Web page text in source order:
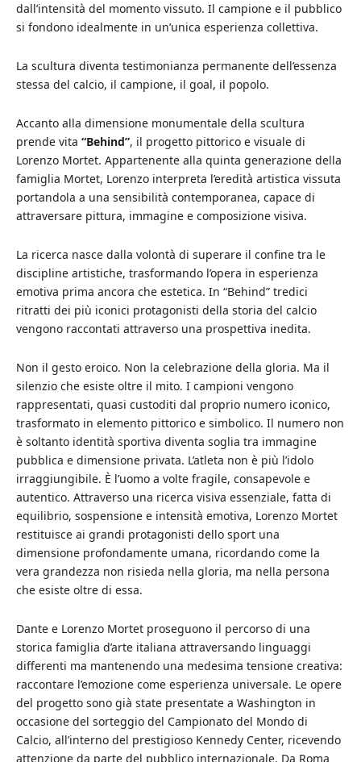
dall’intensità del momento vissuto. Il campione e il pubblico
si fondono idealmente in un’unica esperienza collettiva.
La scultura diventa testimonianza permanente dell’essenza
stessa del calcio, il campione, il goal, il popolo.
Accanto alla dimensione monumentale della scultura
prende vita “Behind”, il progetto pittorico e visuale di
Lorenzo Mortet. Appartenente alla quinta generazione della
famiglia Mortet, Lorenzo interpreta l’eredità artistica vissuta
portandola a una sensibilità contemporanea, capace di
attraversare pittura, immagine e composizione visiva.
La ricerca nasce dalla volontà di superare il confine tra le
discipline artistiche, trasformando l’opera in esperienza
emotiva prima ancora che estetica. In “Behind” tredici
ritratti dei più iconici protagonisti della storia del calcio
vengono raccontati attraverso una prospettiva inedita.
Non il gesto eroico. Non la celebrazione della gloria. Ma il
silenzio che esiste oltre il mito. I campioni vengono
rappresentati, quasi custoditi dal proprio numero iconico,
trasformato in elemento pittorico e simbolico. Il numero non
è soltanto identità sportiva diventa soglia tra immagine
pubblica e dimensione privata. L’atleta non è più l’idolo
irraggiungibile. È l’uomo a volte fragile, consapevole e
autentico. Attraverso una ricerca visiva essenziale, fatta di
equilibrio, sospensione e intensità emotiva, Lorenzo Mortet
restituisce ai grandi protagonisti dello sport una
dimensione profondamente umana, ricordando come la
vera grandezza non risieda nella gloria, ma nella persona
che esiste oltre di essa.
Dante e Lorenzo Mortet proseguono il percorso di una
storica famiglia d’arte italiana attraversando linguaggi
differenti ma mantenendo una medesima tensione creativa:
raccontare l’emozione come esperienza universale. Le opere
del progetto sono già state presentate a Washington in
occasione del sorteggio del Campionato del Mondo di
Calcio, all’interno del prestigioso Kennedy Center, ricevendo
attenzione da parte del pubblico internazionale. Da Roma